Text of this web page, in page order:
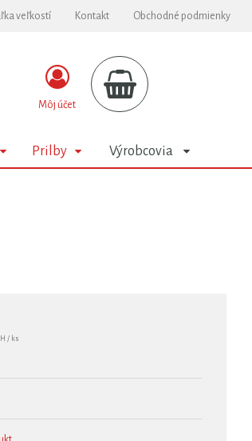
veľkostí Kontakt Obchodné podmienky
Môj účet
Prilby Výrobcovia
/ ks